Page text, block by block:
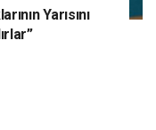
Yarısını